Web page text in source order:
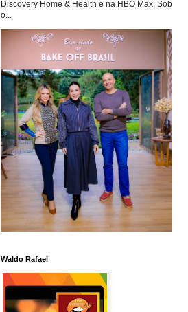
Discovery Home & Health e na HBO Max. Sob
o...
Waldo Rafael